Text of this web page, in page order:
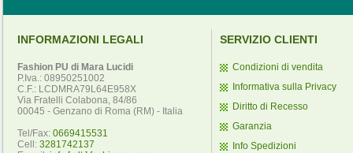
INFORMAZIONI LEGALI
Fashion PU di Mara Lucidi
P.Iva.: 08950251002
C.F.: LCDMRA79L64E958X
Via Fratelli Colabona, 84/86
00045 - Genzano di Roma (RM) - Italia
Tel/Fax: 0669415531
Cell: 3281742137
SERVIZIO CLIENTI
Condizioni di vendita
Informativa sulla Privacy
Diritto di Recesso
Garanzia
Info Spedizioni